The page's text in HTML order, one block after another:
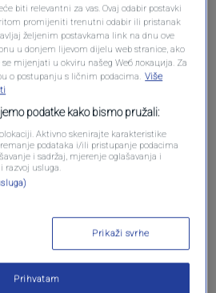
Oglas
biti relevantni za vas. Ovaj odabir postavki
promijeniti trenutni odabir ili pristanak
željenim postavkama link na dnu ove
u donjem lijevom dijelu web stranice, ako
mijenjati u okviru našeg Wеб локација. Za
o postupanju s ličnim podacima. Više
podatke kako bismo pružali:
Aktivno skenirajte karakteristike
podataka i/ili pristupanje podacima
i sadržaj, mjerenje oglašavanja i
razvoj usluga.
Prikaži svrhe
Prihvatam